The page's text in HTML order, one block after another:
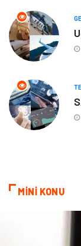
Organizasyon
Astroloji
Mobilya
Bebek Giyim
MİNİ KONU